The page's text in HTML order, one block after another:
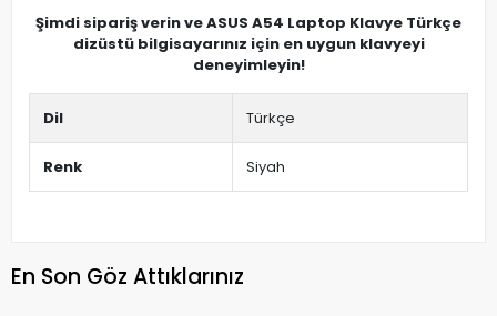
Şimdi sipariş verin ve ASUS A54 Laptop Klavye Türkçe
dizüstü bilgisayarınız için en uygun klavyeyi
deneyimleyin!
Dil Türkçe
Renk Siyah
En Son Göz Attıklarınız